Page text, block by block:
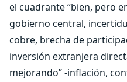
el cuadrante “bien, pero
gobierno central,
cobre, brecha de
inversión extranjera
mejorando” -inflación,